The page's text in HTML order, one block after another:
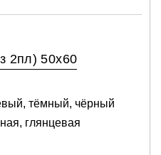
2пл) 50х60
тёмный, чёрный
глянцевая